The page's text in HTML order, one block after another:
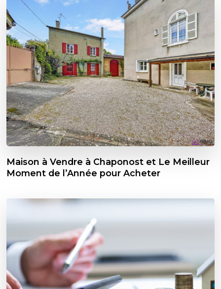
Maison à Vendre à Chaponost et Le Meilleur
Moment de l’Année pour Acheter